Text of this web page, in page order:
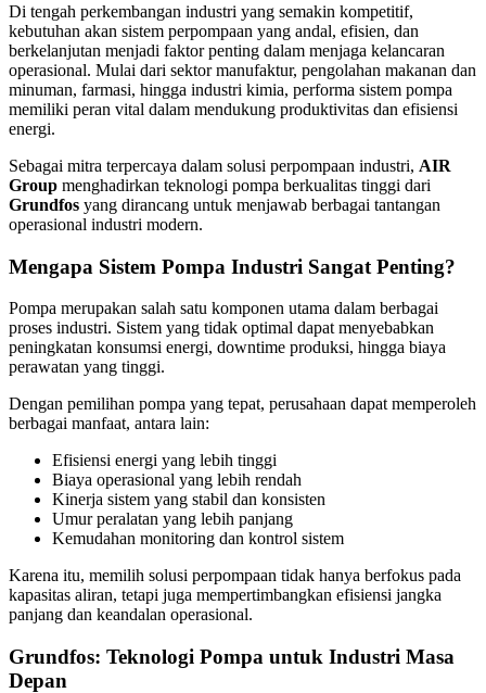
Di tengah perkembangan industri yang semakin kompetitif,
kebutuhan akan sistem perpompaan yang andal, efisien, dan
berkelanjutan menjadi faktor penting dalam menjaga kelancaran
operasional. Mulai dari sektor manufaktur, pengolahan makanan dan
minuman, farmasi, hingga industri kimia, performa sistem pompa
memiliki peran vital dalam mendukung produktivitas dan efisiensi
energi.
Sebagai mitra terpercaya dalam solusi perpompaan industri, AIR
Group menghadirkan teknologi pompa berkualitas tinggi dari
Grundfos yang dirancang untuk menjawab berbagai tantangan
operasional industri modern.
Mengapa Sistem Pompa Industri Sangat Penting?
Pompa merupakan salah satu komponen utama dalam berbagai
proses industri. Sistem yang tidak optimal dapat menyebabkan
peningkatan konsumsi energi, downtime produksi, hingga biaya
perawatan yang tinggi.
Dengan pemilihan pompa yang tepat, perusahaan dapat memperoleh
berbagai manfaat, antara lain:
Efisiensi energi yang lebih tinggi
Biaya operasional yang lebih rendah
Kinerja sistem yang stabil dan konsisten
Umur peralatan yang lebih panjang
Kemudahan monitoring dan kontrol sistem
Karena itu, memilih solusi perpompaan tidak hanya berfokus pada
kapasitas aliran, tetapi juga mempertimbangkan efisiensi jangka
panjang dan keandalan operasional.
Grundfos: Teknologi Pompa untuk Industri Masa
Depan